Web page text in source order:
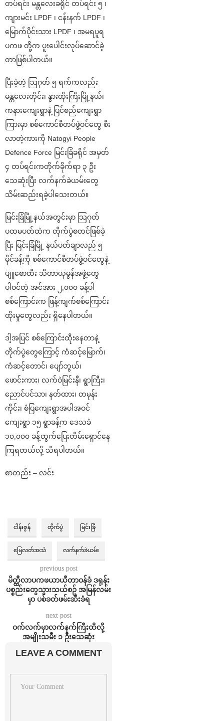
တပ်ရင်း မန္တလေးခရိုင် တပ်ရင်း ၅ ၊
ကျားမင်း LPDF ၊ ငန်းနက် LPDF ၊
မြောက်ပိုင်းသား LPDF ၊ အမရပူရ
ပကဖ တို့က ပူးပေါင်းလုပ်ဆောင်ခဲ့
တာဖြစ်ပါတယ်။
ပြီးခဲ့တဲ့ ဩဂုတ် ၅ ရက်ကလည်း
မန္တလေးတိုင်း၊ နွားထိုးကြီးမြို့နယ်၊
ကနားကျေးရွာနဲ့ ပြင်စည်ကျေးရွာ
ကြားမှာ စစ်ကောင်စီတပ်ဖွဲ့ဝင်တွေ စီး
လာတဲ့ကားကို Natogyi People
Defence Force မြင်းခြံခရိုင် အမှတ်
၄ တပ်ရင်းကတိုက်ခိုက်ရာ ၃ ဦး
သေဆုံးပြီး လက်နက်ခဲယမ်းတွေ
သိမ်းဆည်းရခဲ့ပါသေးတယ်။
မြင်းခြံမြို့နယ်အတွင်းမှာ သြဂုတ်
ပထမပတ်ထဲက တိုက်ပွဲစတင်ဖြစ်ခဲ့
ပြီး မြင်းခြံမြို့ နယ်ပတ်ချာလည် ၅
မိုင်ခန့်ကို စစ်ကောင်စီတပ်ဖွဲ့ဝင်တွေနဲ့
ပျူစောထီး သီတာယုမွန်အဖွဲ့တွေ
ပါဝင်တဲ့ အင်အား ၂,၀၀၀ ခန့်ပါ
စစ်ကြောင်းက ဖြန့်ကျက်စစ်ကြောင်း
ထိုးမှုတွေလည်း ရှိနေပါတယ်။
ဒါ့အပြင် စစ်ကြောင်းထိုးနေတာနဲ့
တိုက်ပွဲတွေကြောင့် ကံဆင့်မြောက်၊
ကံဆင့်တောင်၊ ပျော်ဘွယ်၊
ဖောင်းကား၊ လက်ဝဲမြင်းနီ၊ ရွာကြီး၊
ညောင်ပင်သာ၊ နတ်ထား၊ တမုန်း
ကိုင်း၊ စံပြကျေးရွာအပါအဝင်
ကျေးရွာ ၁၅ ရွာခန့်က ဒေသခံ
၁၀,၀၀၀ ခန့်ထွက်ပြေးတိမ်းရှောင်နေ
ကြရတယ်လို့ သိရပါတယ်။
စာတည်း – လင်း
ငါန်းဇွန် တိုက်ပွဲ မြင်းခြံ
မြေလတ်အသံ လက်နက်ခဲယမ်း
previous post
မိတ္ထီလာပကဖယာယီတာဝန်ခံ ဒရုန်း
ပစ္စည်းတွေသွားသယ်စဥ် အမြန်လမ်း
မှာ ပစ်ခတ်ဖမ်းဆီးခံရ
next post
ဝက်လက်မှာလက်နက်ကြီးထိလို့
အမျိုးသမီး ၁ ဦးသေဆုံး
LEAVE A COMMENT